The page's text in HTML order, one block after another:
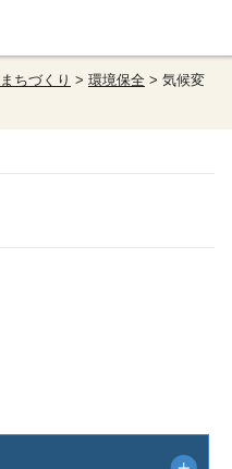
ちづくり > 環境保全 > 気候変